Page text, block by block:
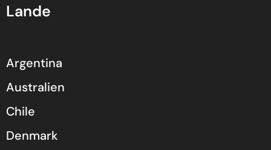
Lande
Argentina
Australien
Chile
Denmark